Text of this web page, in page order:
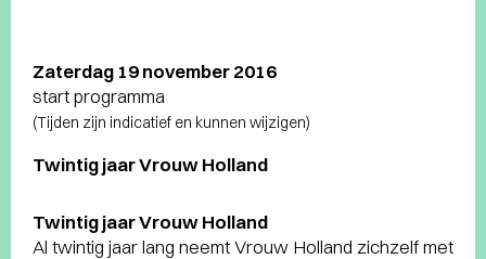
Zaterdag 19 november 2016
start programma
(Tijden zijn indicatief en kunnen wijzigen)
Twintig jaar Vrouw Holland
Twintig jaar Vrouw Holland
Al twintig jaar lang neemt Vrouw Holland zichzelf met